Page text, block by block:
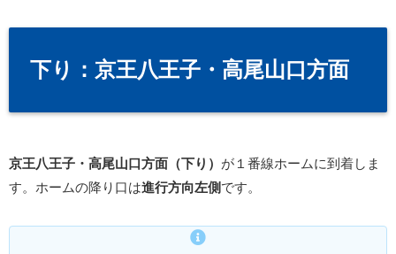
下り：京王八王子・高尾山口方面
京王八王子・高尾山口方面（下り） が１番線ホームに到着しま
す。ホームの降り口は進行方向左側です。